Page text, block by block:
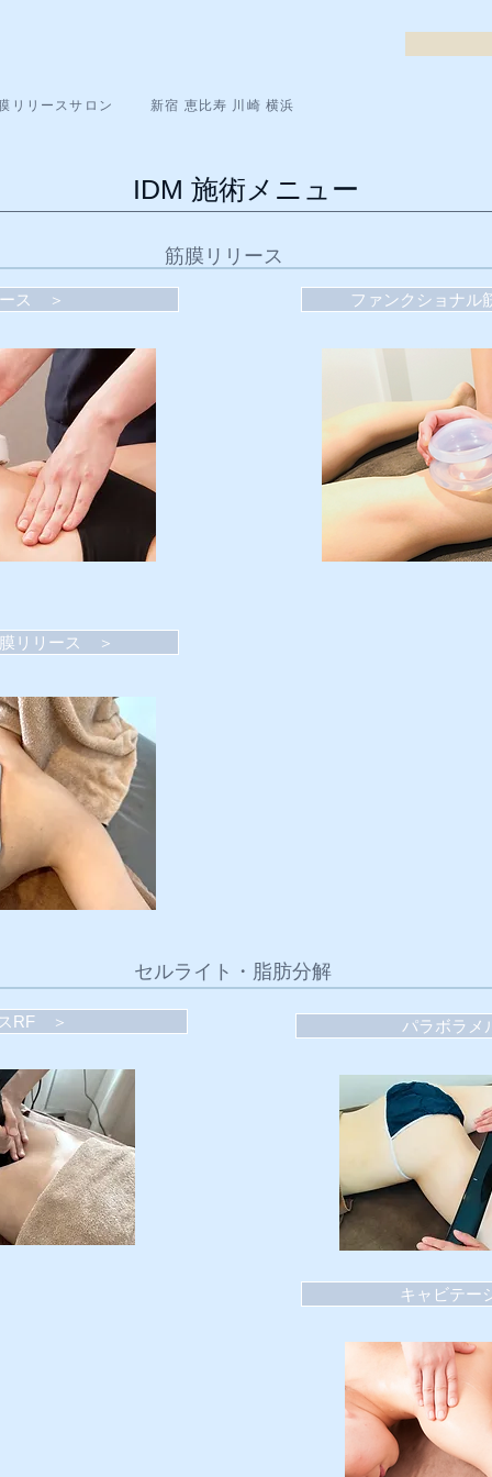
リリースサロン 新宿 恵比寿 川崎 横浜
IDM 施術メニュー
筋膜リリース
ス ＞ ファンクショナ
リリース ＞
セルライト・脂肪分解
RF ＞ パラボラ
キャビテ